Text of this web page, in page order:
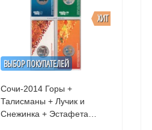
ВЫБОР ПОКУПАТЕЛЕЙ
ХИТ
Сочи-2014 Горы +
Талисманы + Лучик и
Снежинка + Эстафета